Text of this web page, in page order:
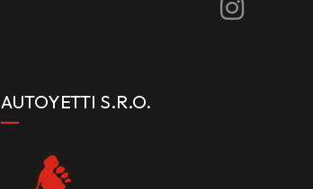
AUTOYETTI S.R.O.